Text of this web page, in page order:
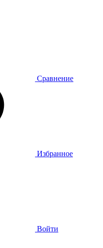
Сравнение
Избранное
Войти